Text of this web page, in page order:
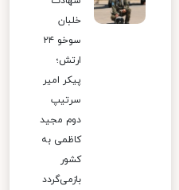
خلبان
سوخو ۲۴
ارتش؛
پیکر امیر
سرتیپ
دوم مجید
کاظمی به
کشور
بازمی‌گردد